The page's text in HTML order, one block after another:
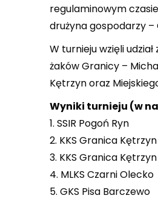
regulaminowym
drużyna gospodarzy –
W turnieju wzięli
żaków Granicy –
Kętrzyn oraz
Wyniki turnieju (w
1. SSIR Pogoń Ryn
2. KKS Granica
3. KKS Granica
4. MLKS Czarni Olecko
5. GKS Pisa Barczewo